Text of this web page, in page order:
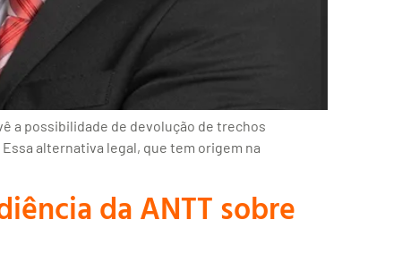
a possibilidade de devolução de trechos
alternativa legal, que tem origem na
da ANTT sobre